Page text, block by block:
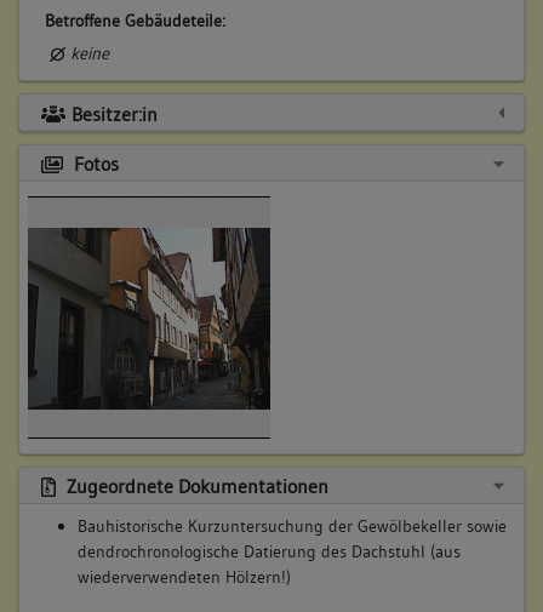
Betroffene Gebäudeteile:
keine
Besitzer:in
Fotos
Zugeordnete Dokumentationen
Bauhistorische Kurzuntersuchung der Gewölbekeller sowie
dendrochronologische Datierung des Dachstuhl (aus
wiederverwendeten Hölzern!)